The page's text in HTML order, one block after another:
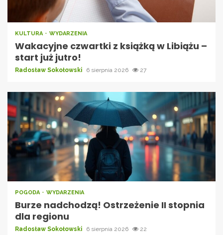
KULTURA WYDARZENIA
Wakacyjne czwartki z książką w Libiążu –
start już jutro!
Radosław Sokołowski 6 sierpnia 2026 27
POGODA WYDARZENIA
Burze nadchodzą! Ostrzeżenie II stopnia
dla regionu
Radosław Sokołowski 6 sierpnia 2026 22